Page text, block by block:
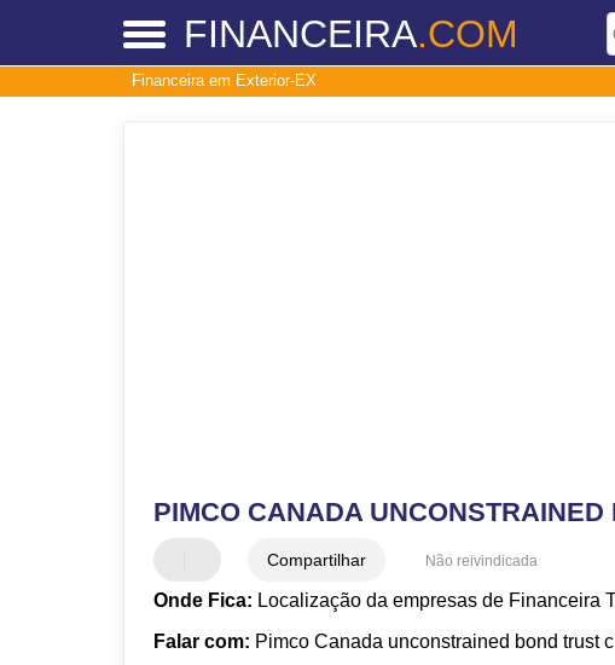
FINANCEIRA.COM
Financeira em Exterior-EX
PIMCO CANADA
Compartilhar Não reivindicada
Onde Fica: Localização da empresas de Financeira
Falar com: Pimco Canada unconstrained bond trust